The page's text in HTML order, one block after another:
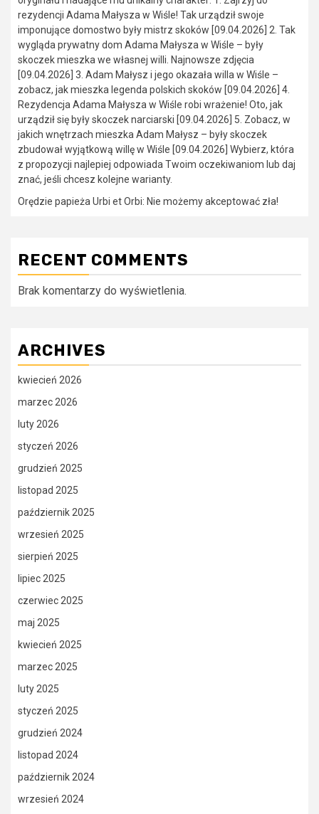
rezydencji Adama Małysza w Wiśle! Tak urządził swoje
imponujące domostwo były mistrz skoków [09.04.2026] 2. Tak
wygląda prywatny dom Adama Małysza w Wiśle – były
skoczek mieszka we własnej willi. Najnowsze zdjęcia
[09.04.2026] 3. Adam Małysz i jego okazała willa w Wiśle –
zobacz, jak mieszka legenda polskich skoków [09.04.2026] 4.
Rezydencja Adama Małysza w Wiśle robi wrażenie! Oto, jak
urządził się były skoczek narciarski [09.04.2026] 5. Zobacz, w
jakich wnętrzach mieszka Adam Małysz – były skoczek
zbudował wyjątkową willę w Wiśle [09.04.2026] Wybierz, która
z propozycji najlepiej odpowiada Twoim oczekiwaniom lub daj
znać, jeśli chcesz kolejne warianty.
Orędzie papieża Urbi et Orbi: Nie możemy akceptować zła!
RECENT COMMENTS
Brak komentarzy do wyświetlenia.
ARCHIVES
kwiecień 2026
marzec 2026
luty 2026
styczeń 2026
grudzień 2025
listopad 2025
październik 2025
wrzesień 2025
sierpień 2025
lipiec 2025
czerwiec 2025
maj 2025
kwiecień 2025
marzec 2025
luty 2025
styczeń 2025
grudzień 2024
listopad 2024
październik 2024
wrzesień 2024